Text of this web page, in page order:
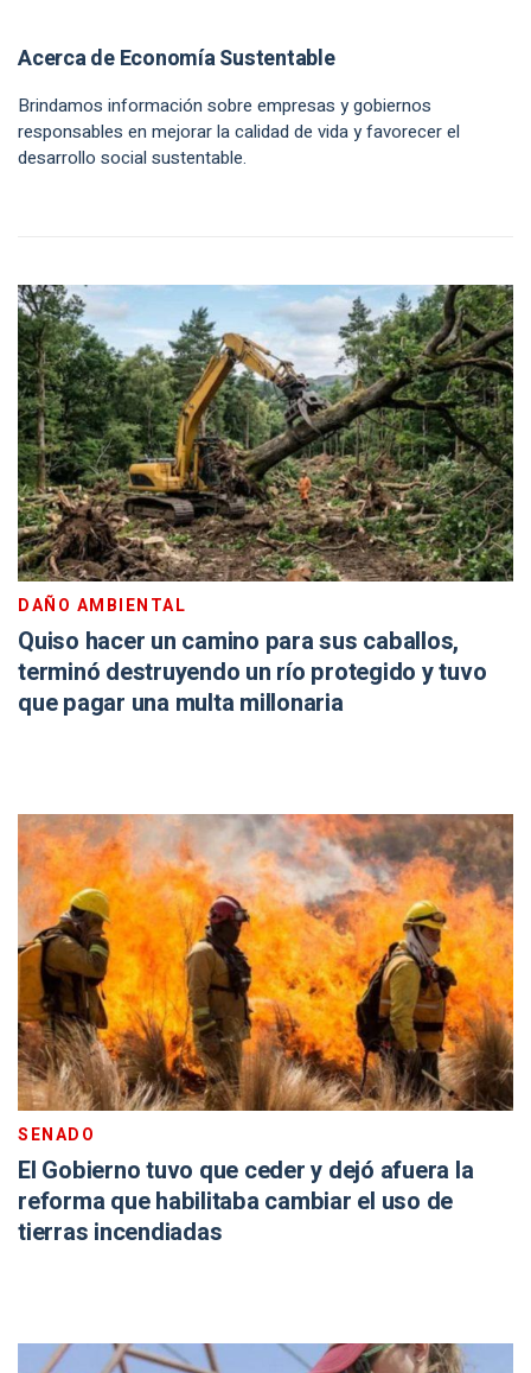
Acerca de Economía Sustentable
Brindamos información sobre empresas y gobiernos
responsables en mejorar la calidad de vida y favorecer el
desarrollo social sustentable.
DAÑO AMBIENTAL
Quiso hacer un camino para sus caballos,
terminó destruyendo un río protegido y tuvo
que pagar una multa millonaria
SENADO
El Gobierno tuvo que ceder y dejó afuera la
reforma que habilitaba cambiar el uso de
tierras incendiadas